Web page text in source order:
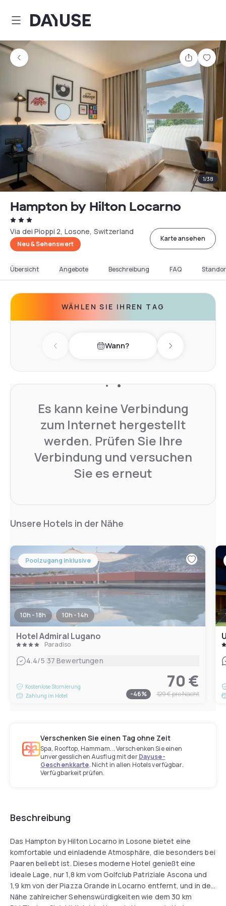
Dayuse
Teilen
1/38
Hampton by Hilton Locarno
Via dei Pioppi 2, Losone, Switzerland
Neu & Sehenswert
Karte ansehen
Übersicht Angebote Beschreibung FAQ
WÄHLEN SIE IHREN TAG
Previous day Wann? Next day
Es kann keine Verbindung
zum Internet hergestellt
werden. Prüfen Sie Ihre
Verbindung und versuchen
Sie es erneut
Unsere Hotels in der Nähe
Poolzugang inklusive
10h - 18h 10h - 14h
Hotel Admiral Lugano
Paradiso
4.4/5|37 Bewertungen
Kostenlose Stornierung
Zahlung im Hotel
70 €
-46% 129 €pro Nacht
Verschenken Sie einen Tag ohne Zeit
Spa, Rooftop, Hammam... Verschenken Sie einen
unvergesslichen Ausflug mit derDayuse-
Geschenkkarte. Nicht in allen Hotels verfügbar.
Verfügbarkeit prüfen.
Beschreibung
Das Hampton by Hilton Locarno in Losone bietet eine
komfortable und einladende Atmosphäre, die besonders bei
Paaren beliebt ist. Dieses moderne Hotel genießt eine
ideale Lage, nur 1,8 km vom Golfclub Patriziale Ascona und
1,9 km von der Piazza Grande in Locarno entfernt, und in der
Nähe zahlreicher Sehenswürdigkeiten wie dem 30 km